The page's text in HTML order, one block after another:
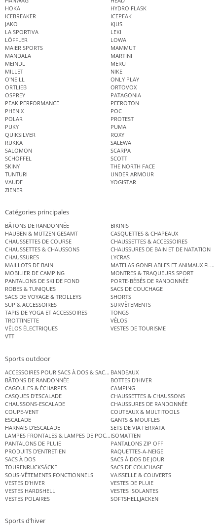
HOKA
HYDRO FLASK
ICEBREAKER
ICEPEAK
JAKO
KJUS
LA SPORTIVA
LEKI
LÖFFLER
LOWA
MAIER SPORTS
MAMMUT
MANDALA
MARTINI
MEINDL
MERU
MILLET
NIKE
O'NEILL
ONLY PLAY
ORTLIEB
ORTOVOX
OSPREY
PATAGONIA
PEAK PERFORMANCE
PEEROTON
PHENIX
POC
POLAR
PROTEST
PUKY
PUMA
QUIKSILVER
ROXY
RUKKA
SALEWA
SALOMON
SCARPA
SCHÖFFEL
SCOTT
SKINY
THE NORTH FACE
TUNTURI
UNDER ARMOUR
VAUDE
YOGISTAR
ZIENER
Catégories principales
BÂTONS DE RANDONNÉE
BIKINIS
HAUBEN & MÜTZEN GESAMT
CASQUETTES & CHAPEAUX
CHAUSSETTES DE COURSE
CHAUSSETTES & ACCESSOIRES
CHAUSSETTES & CHAUSSONS
CHAUSSURES DE BAIN ET DE NATATION
CHAUSSURES
LYCRAS
MAILLOTS DE BAIN
MATELAS GONFLABLES ET ANIMAUX
MOBILIER DE CAMPING
MONTRES & TRAQUEURS SPORT
PANTALONS DE SKI DE FOND
PORTE-BÉBÉS DE RANDONNÉE
ROBES & TUNIQUES
SACS DE COUCHAGE
SACS DE VOYAGE & TROLLEYS
SHORTS
SUP & ACCESSOIRES
SURVÊTEMENTS
TAPIS DE YOGA ET ACCESSOIRES
TONGS
TROTTINETTE
VÉLOS
VÉLOS ÉLECTRIQUES
VESTES DE TOURISME
VTT
Sports outdoor
ACCESSOIRES POUR SACS À DOS & SACS ÉTANCHES
BANDEAUX
BÂTONS DE RANDONNÉE
BOTTES D’HIVER
CAGOULES & ÉCHARPES
CAMPING
CASQUES D’ESCALADE
CHAUSSETTES & CHAUSSONS
CHAUSSONS-ESCALADE
CHAUSSURES DE RANDONNÉE
COUPE-VENT
COUTEAUX & MULTITOOLS
ESCALADE
GANTS & MOUFLES
HARNAIS D’ESCALADE
SETS DE VIA FERRATA
LAMPES FRONTALES & LAMPES DE POCHEISOMATTEN
PANTALONS DE PLUIE
PANTALONS ZIP OFF
PRODUITS D’ENTRETIEN
RAQUETTES-A-NEIGE
SACS À DOS
SACS À DOS DE JOUR
TOURENRUCKSÄCKE
SACS DE COUCHAGE
SOUS-VÊTEMENTS FONCTIONNELS
VAISSELLE & COUVERTS
VESTES D’HIVER
VESTES DE PLUIE
VESTES HARDSHELL
VESTES ISOLANTES
VESTES POLAIRES
SOFTSHELLJACKEN
Sports d’hiver